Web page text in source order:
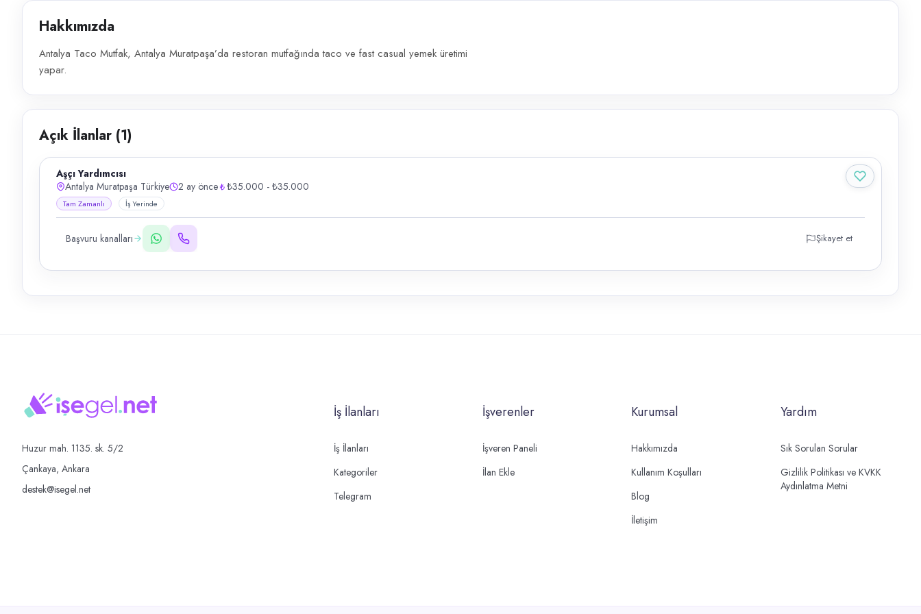
Hakkımızda
Antalya Taco Mutfak, Antalya Muratpaşa’da restoran mutfağında taco ve fast casual yemek üretimi
yapar.
Açık İlanlar (1)
Aşçı Yardımcısı
Antalya Muratpaşa Türkiye
2 ay önce ₺35.000 - ₺35.000
Tam Zamanlı İş Yerinde
Başvuru kanalları Şikayet et
Huzur mah. 1135. sk. 5/2
Çankaya, Ankara
destek@isegel.net
İş İlanları
İş İlanları
Kategoriler
Telegram
İşverenler
İşveren Paneli
İlan Ekle
Kurumsal
Hakkımızda
Kullanım Koşulları
Blog
İletişim
Yardım
Sık Sorulan Sorular
Gizlilik Politikası ve KVKK
Aydınlatma Metni